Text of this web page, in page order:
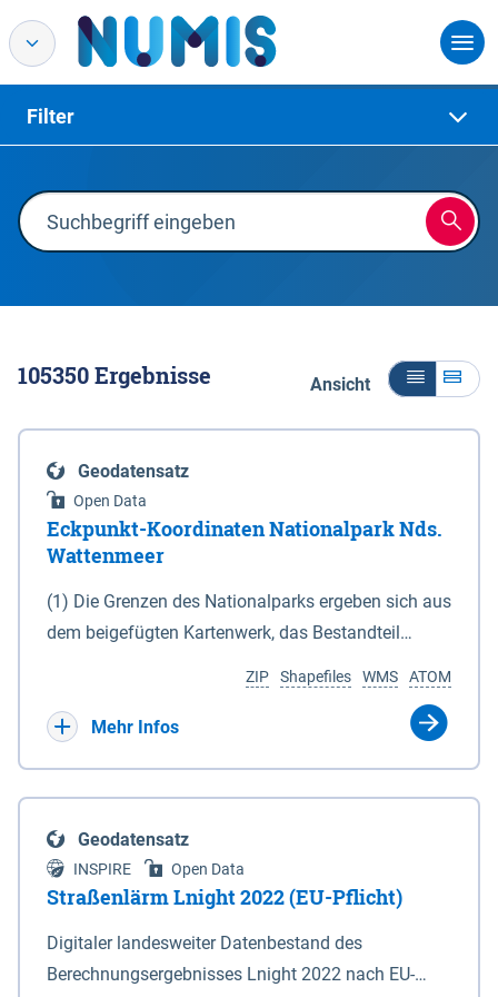
Filter
105350Ergebnisse Ansicht
Geodatensatz
Open Data
Eckpunkt-Koordinaten Nationalpark Nds.
Wattenmeer
(1) Die Grenzen des Nationalparks ergeben sich aus
dem beigefügten Kartenwerk, das Bestandteil
(DTK) im Maßstab 1 : 100 000 (Anlage 2), 2.
verkleinerte Amtliche Karte 1 : 5 000 (AK5) im
projizierte Koordinaten im Europäischen
Terrestrischen Referenzsystem 1989 (ETRS 89) mit
der Universalen Transversalen Mercator-Abbildung
bezogen auf die Zone 32 N (UTM 32N) dargestellt
(Anlage 4); Gleiches gilt für die geografischen
ATOM
WMS
Shapefiles
ZIP
Mehr Infos
Geodatensatz
INSPIRE Open Data
Straßenlärm Lnight 2022 (EU-Pflicht)
Digitaler landesweiter Datenbestand des
Berechnungsergebnisses Lnight 2022 nach EU-